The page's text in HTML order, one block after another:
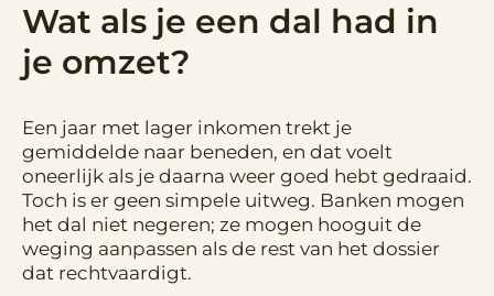
Wat als je een dal had in
je omzet?
Een jaar met lager inkomen trekt je
gemiddelde naar beneden, en dat voelt
oneerlijk als je daarna weer goed hebt gedraaid.
Toch is er geen simpele uitweg. Banken mogen
het dal niet negeren; ze mogen hooguit de
weging aanpassen als de rest van het dossier
dat rechtvaardigt.